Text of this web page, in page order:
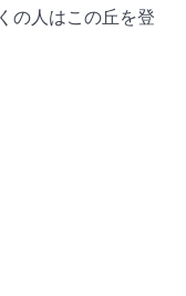
の人はこの丘を登